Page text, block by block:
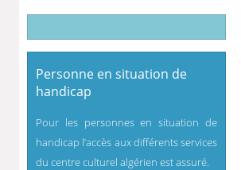
Personne en situation de
handicap
Pour les personnes en situation de
handicap l’accès aux différents services
du centre culturel algérien est assuré.